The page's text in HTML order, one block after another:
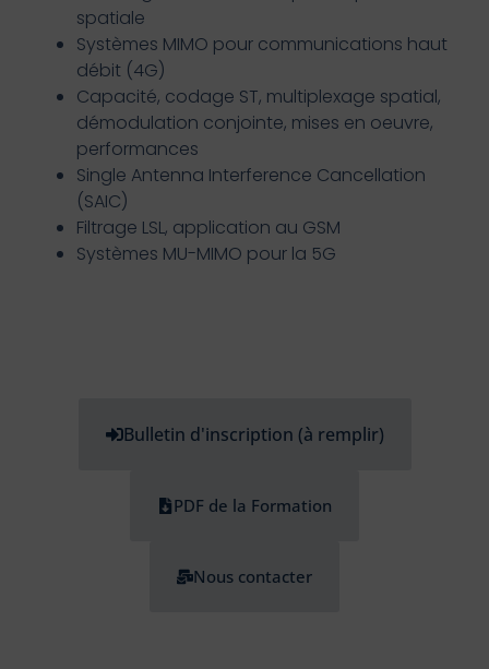
spatiale
Systèmes MIMO pour communications haut
débit (4G)
Capacité, codage ST, multiplexage spatial,
démodulation conjointe, mises en oeuvre,
performances
Single Antenna Interference Cancellation
(SAIC)
Filtrage LSL, application au GSM
Systèmes MU-MIMO pour la 5G
Bulletin d'inscription (à remplir)
PDF de la Formation
Nous contacter